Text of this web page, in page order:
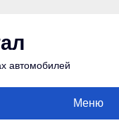
автомобилей
Меню